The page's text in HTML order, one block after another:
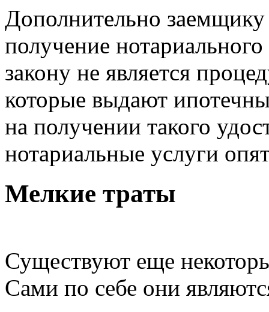
Дополнительно заемщику
получение
закону не является
которые выдают
на получении такого
нотариальные услуги
Мелкие траты
Существуют еще
Сами по себе они